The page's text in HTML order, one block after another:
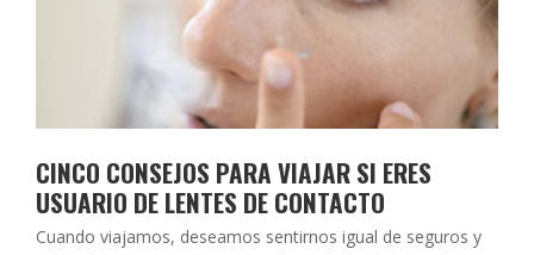
CINCO CONSEJOS PARA VIAJAR SI ERES
USUARIO DE LENTES DE CONTACTO
Cuando viajamos, deseamos sentirnos igual de seguros y